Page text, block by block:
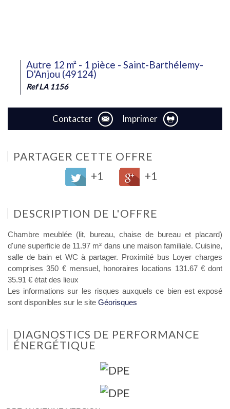
Autre 12 m² - 1 pièce - Saint-Barthélemy-
D'Anjou (49124)
Ref LA 1156
Contacter Imprimer
PARTAGER CETTE OFFRE
+1
+1
DESCRIPTION DE L'OFFRE
Chambre meublée (lit, bureau, chaise de bureau et placard)
d'une superficie de 11.97 m² dans une maison familiale. Cuisine,
salle de bain et WC à partager. Proximité bus Loyer charges
comprises 350 € mensuel, honoraires locations 131.67 € dont
35.91 € état des lieux
Les informations sur les risques auxquels ce bien est exposé
sont disponibles sur le site Géorisques
DIAGNOSTICS DE PERFORMANCE
ÉNERGÉTIQUE